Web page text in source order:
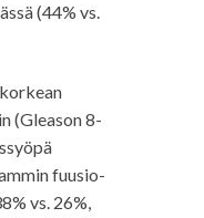
(44% vs.
(Gleason 8-
fuusio-
vs. 26%,